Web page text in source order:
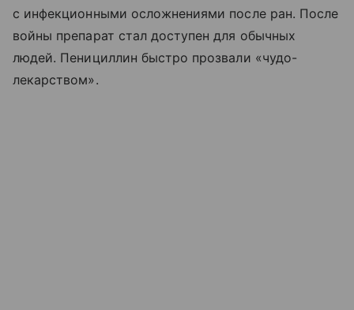
с инфекционными осложнениями после ран. После
войны препарат стал доступен для обычных
людей. Пенициллин быстро прозвали «чудо-
лекарством».